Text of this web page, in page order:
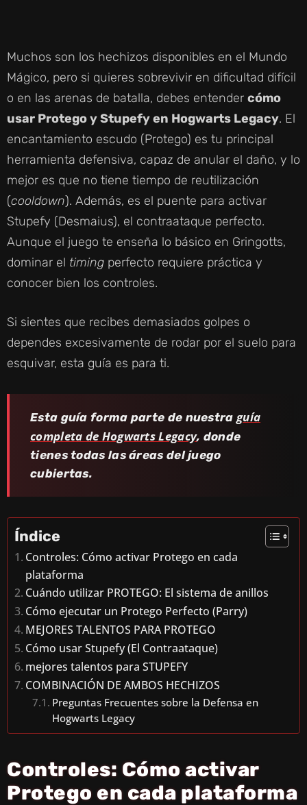
Muchos son los hechizos disponibles en el Mundo
Mágico, pero si quieres sobrevivir en dificultad difícil
o en las arenas de batalla, debes entender cómo
usar Protego y Stupefy en Hogwarts Legacy. El
encantamiento escudo (Protego) es tu principal
herramienta defensiva, capaz de anular el daño, y lo
mejor es que no tiene tiempo de reutilización
(cooldown). Además, es el puente para activar
Stupefy (Desmaius), el contraataque perfecto.
Aunque el juego te enseña lo básico en Gringotts,
dominar el timing perfecto requiere práctica y
conocer bien los controles.
Si sientes que recibes demasiados golpes o
dependes excesivamente de rodar por el suelo para
esquivar, esta guía es para ti.
Esta guía forma parte de nuestra guía
completa de Hogwarts Legacy, donde
tienes todas las áreas del juego
cubiertas.
Índice
Controles: Cómo activar Protego en cada
plataforma
Cuándo utilizar PROTEGO: El sistema de anillos
Cómo ejecutar un Protego Perfecto (Parry)
MEJORES TALENTOS PARA PROTEGO
Cómo usar Stupefy (El Contraataque)
mejores talentos para STUPEFY
COMBINACIÓN DE AMBOS HECHIZOS
Preguntas Frecuentes sobre la Defensa en
Hogwarts Legacy
Controles: Cómo activar
Protego en cada plataforma